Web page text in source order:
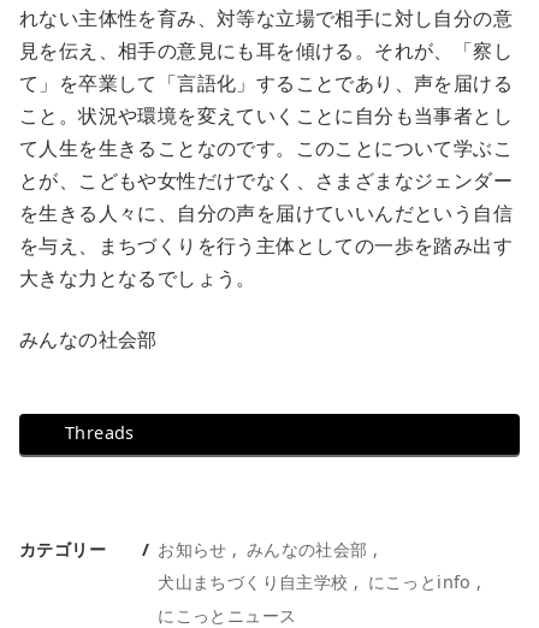
れない主体性を育み、対等な立場で相手に対し自分の意
見を伝え、相手の意見にも耳を傾ける。それが、「察し
て」を卒業して「言語化」することであり、声を届ける
こと。状況や環境を変えていくことに自分も当事者とし
て人生を生きることなのです。このことについて学ぶこ
とが、こどもや女性だけでなく、さまざまなジェンダー
を生きる人々に、自分の声を届けていいんだという自信
を与え、まちづくりを行う主体としての一歩を踏み出す
大きな力となるでしょう。
みんなの社会部
Threads
カテゴリー お知らせ
みんなの社会部
犬山まちづくり自主学校
にこっとinfo
にこっとニュース